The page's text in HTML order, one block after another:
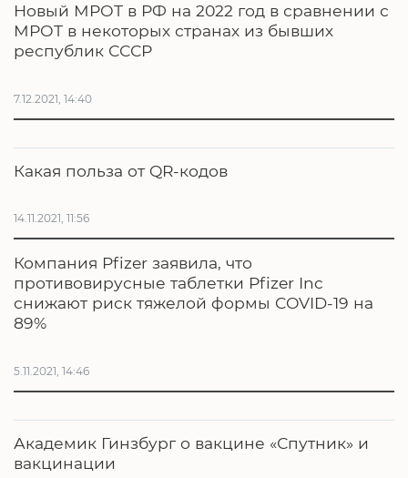
Новый МРОТ в РФ на 2022 год в сравнении с
МРОТ в некоторых странах из бывших
республик СССР
7.12.2021, 14:40
Какая польза от QR-кодов
14.11.2021, 11:56
Компания Pfizer заявила, что
противовирусные таблетки Pfizer Inc
снижают риск тяжелой формы COVID-19 на
89%
5.11.2021, 14:46
Академик Гинзбург о вакцине «Спутник» и
вакцинации